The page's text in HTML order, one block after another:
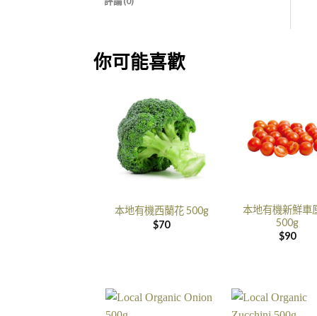
你可能喜歡
本地有機西蘭花 500g
$70
本地有機新鮮車
500g
$90